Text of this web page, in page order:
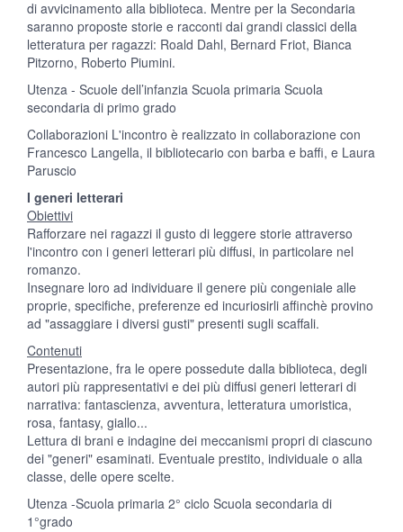
di avvicinamento alla biblioteca. Mentre per la Secondaria
saranno proposte storie e racconti dai grandi classici della
letteratura per ragazzi: Roald Dahl, Bernard Friot, Bianca
Pitzorno, Roberto Piumini.
Utenza - Scuole dell’infanzia Scuola primaria Scuola
secondaria di primo grado
Collaborazioni L'incontro è realizzato in collaborazione con
Francesco Langella, il bibliotecario con barba e baffi, e Laura
Paruscio
I generi letterari
Obiettivi
Rafforzare nei ragazzi il gusto di leggere storie attraverso
l'incontro con i generi letterari più diffusi, in particolare nel
romanzo.
Insegnare loro ad individuare il genere più congeniale alle
proprie, specifiche, preferenze ed incuriosirli affinchè provino
ad "assaggiare i diversi gusti" presenti sugli scaffali.
Contenuti
Presentazione, fra le opere possedute dalla biblioteca, degli
autori più rappresentativi e dei più diffusi generi letterari di
narrativa: fantascienza, avventura, letteratura umoristica,
rosa, fantasy, giallo...
Lettura di brani e indagine dei meccanismi propri di ciascuno
dei "generi" esaminati. Eventuale prestito, individuale o alla
classe, delle opere scelte.
Utenza -Scuola primaria 2° ciclo Scuola secondaria di
1°grado